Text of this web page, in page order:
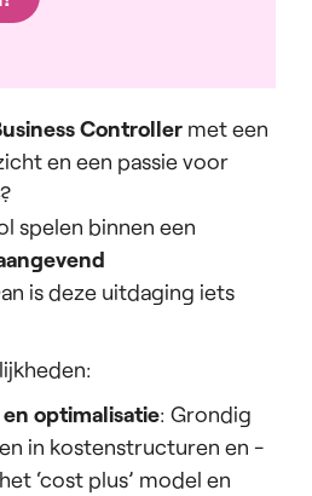
Controller met een
en een passie voor
spelen binnen een
is deze uitdaging iets
optimalisatie: Grondig
in kostenstructuren en -
‘cost plus’ model en